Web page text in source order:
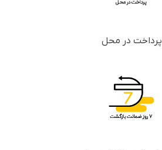
پرداخت در محل